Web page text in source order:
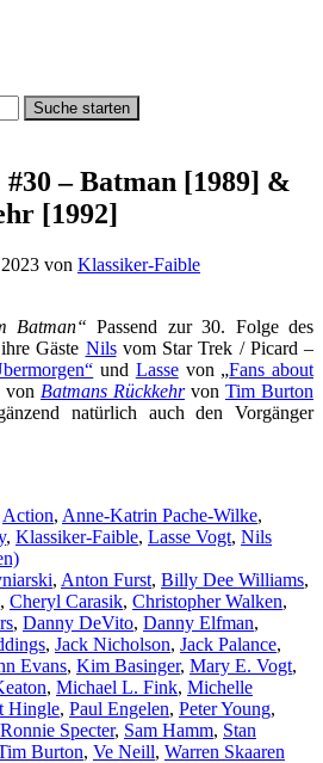
Suche starten
– Batman [1989] &
[1992]
von Klassiker-Faible
Batman“Passend zur 30. Folge des
Gäste Nilsvom Star Trek / Picard –
und Lassevon „Fans about
von Batmans Rückkehrvon Tim Burton
natürlich auch den Vorgänger
Action, Anne-Katrin Pache-Wilke,
, Klassiker-Faible, Lasse Vogt, Nils
, Anton Furst, Billy Dee Williams,
, Cheryl Carasik, Christopher Walken,
, Danny DeVito, Danny Elfman,
, Jack Nicholson, Jack Palance,
Evans, Kim Basinger, Mary E. Vogt,
, Michael L. Fink, Michelle
Hingle, Paul Engelen, Peter Young,
Ronnie Specter, Sam Hamm, Stan
Burton, Ve Neill, Warren Skaaren